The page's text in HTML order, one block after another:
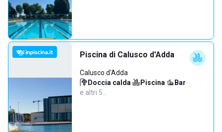
Piscina di Calusco d'Adda
Calusco d'Adda
Doccia calda· Piscina· Bar·
e altri 5…